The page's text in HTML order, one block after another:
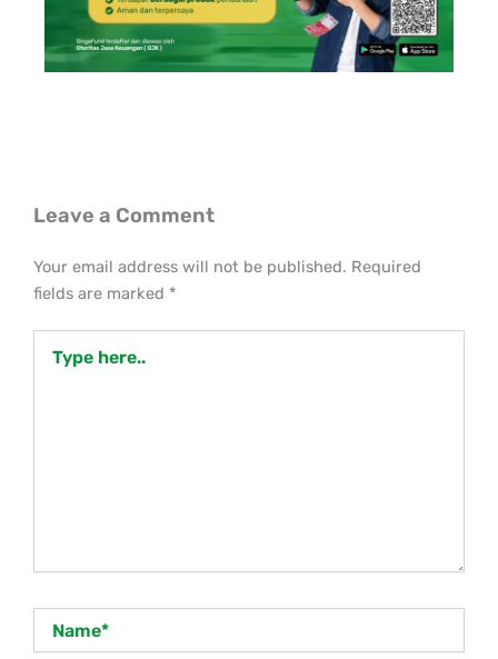
Leave a Comment
Your email address will not be published. Required
fields are marked *
here..